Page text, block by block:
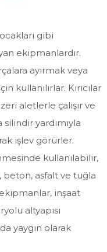
gibi
ekipmanlardır.
ayırmak veya
kullanılırlar. Kırıcılar
aletlerle çalışır ve
yardımıyla
işlev görürler.
kullanılabilir,
beton, asfalt ve tuğla
inşaat
altyapısı
yaygın olarak